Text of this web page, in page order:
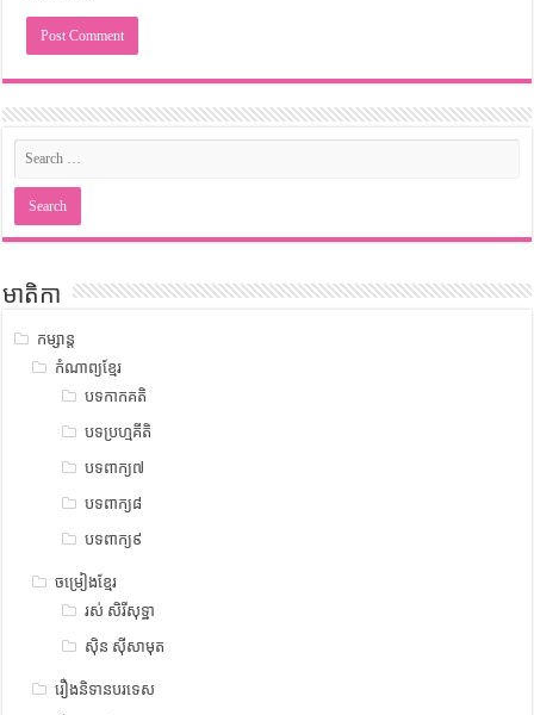
មាតិកា
កម្សាន្ត
កំណាព្យខ្មែរ
បទកាកគតិ
បទប្រហ្មគីតិ
បទពាក្យ៧
បទពាក្យ៨
បទពាក្យ៩
ចម្រៀងខ្មែរ
រស់ សិរីសុទ្ឋា
ស៊ិន ស៊ីសាមុត
រឿងនិទានបរទេស